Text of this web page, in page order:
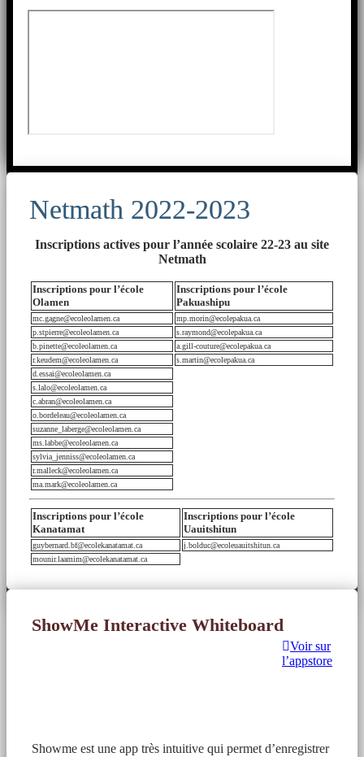
Netmath 2022-2023
Inscriptions actives pour l’année scolaire 22-23 au site
Netmath
Inscriptions pour l’école
Olamen
Inscriptions pour l’école
Pakuashipu
mc.gagne@ecoleolamen.ca
mp.morin@ecolepakua.ca
p.stpierre@ecoleolamen.ca
s.raymond@ecolepakua.ca
b.pinette@ecoleolamen.ca
a.gill-couture@ecolepakua.ca
r.keudem@ecoleolamen.ca
s.martin@ecolepakua.ca
d.essai@ecoleolamen.ca
s.lalo@ecoleolamen.ca
c.abran@ecoleolamen.ca
o.bordeleau@ecoleolamen.ca
suzanne_laberge@ecoleolamen.ca
ms.labbe@ecoleolamen.ca
sylvia_jenniss@ecoleolamen.ca
r.malleck@ecoleolamen.ca
ma.mark@ecoleolamen.ca
Inscriptions pour l’école
Kanatamat
Inscriptions pour l’école
Uauitshitun
guybernard.bf@ecolekanatamat.ca
j.bolduc@ecoleuauitshitun.ca
mounir.laamim@ecolekanatamat.ca
ShowMe Interactive Whiteboard
Voir sur
l’appstore
Showme est une app très intuitive qui permet d’enregistrer